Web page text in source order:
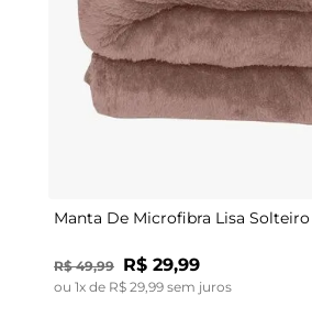
Manta De Microfibra Lisa
R$ 49,99 R$ 29,99
ou 1x de R$ 29 99 sem juros